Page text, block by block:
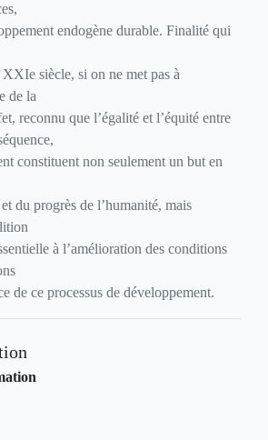
endogène durable. Finalité qui
siècle, si on ne met pas à
de la
reconnu que l’égalité et l’équité entre
constituent non seulement un but en
du progrès de l’humanité, mais
à l’amélioration des conditions
de ce processus de développement.